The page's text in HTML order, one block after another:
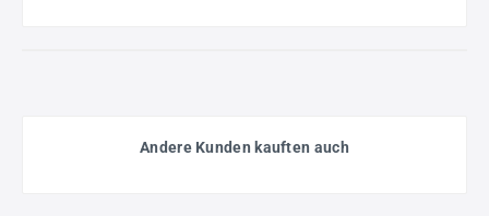
Andere Kunden kauften auch